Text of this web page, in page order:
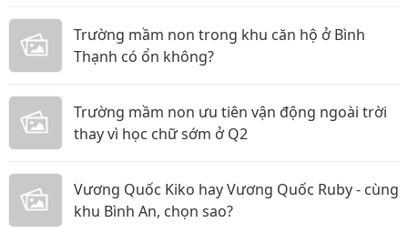
Trường mầm non trong khu căn hộ ở Bình
Thạnh có ổn không?
Trường mầm non ưu tiên vận động ngoài trời
thay vì học chữ sớm ở Q2
Vương Quốc Kiko hay Vương Quốc Ruby - cùng
khu Bình An, chọn sao?